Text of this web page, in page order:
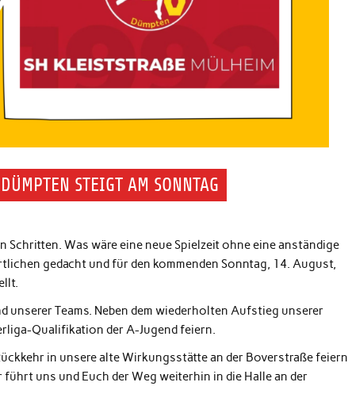
STEIGT AM SONNTAG
Was wäre eine neue Spielzeit ohne eine anständige
gedacht und für den kommenden Sonntag, 14. August,
unserer Teams. Neben dem wiederholten Aufstieg unserer
Qualifikation der A-Jugend feiern.
in unsere alte Wirkungsstätte an der Boverstraße feiern
uns und Euch der Weg weiterhin in die Halle an der